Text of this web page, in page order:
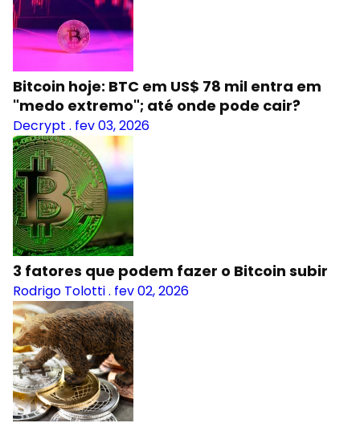
Bitcoin hoje: BTC em US$ 78 mil entra em
"medo extremo"; até onde pode cair?
Decrypt . fev 03, 2026
3 fatores que podem fazer o Bitcoin subir
Rodrigo Tolotti. fev 02, 2026